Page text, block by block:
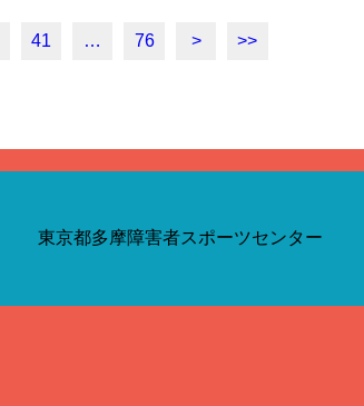
41 … 76 > >>
東京都多摩障害者スポーツセンター